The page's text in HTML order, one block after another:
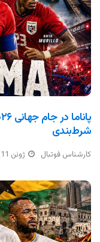
شرط‌بندی
کارشناس فوتبال ژوئن 11, 2026